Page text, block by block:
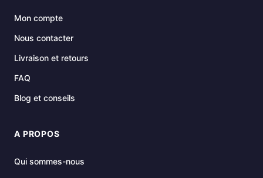
Mon compte
Nous contacter
Livraison et retours
FAQ
Blog et conseils
A PROPOS
Qui sommes-nous